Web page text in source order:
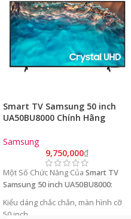
Smart TV Samsung 50 inch
UA50BU8000 Chính Hãng
Samsung
9,750,000₫
Một Số Chức Năng Của Smart TV
Samsung 50 inch UA50BU8000:
Kiểu dáng chắc chắn, màn hình cỡ
50 inch.